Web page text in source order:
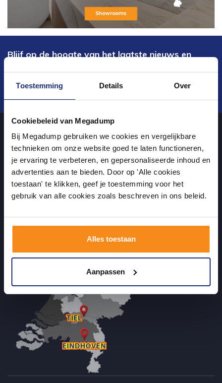
Toestemming Details Over
Cookiebeleid van Megadump
Bij Megadump gebruiken we cookies en vergelijkbare
technieken om onze website goed te laten functioneren,
je ervaring te verbeteren, en gepersonaliseerde inhoud en
advertenties aan te bieden. Door op 'Alle cookies
toestaan' te klikken, geef je toestemming voor het
gebruik van alle cookies zoals beschreven in ons beleid.
Alles toestaan
Aanpassen
Blijf op de hoogte van het laatste nieuws en
Verstuur
Over ons
uw sanitairwinkel in Wormer waar u niet alleen in onze showroom
terecht kunt voor badkamertegels en sanitair, maar ook via de